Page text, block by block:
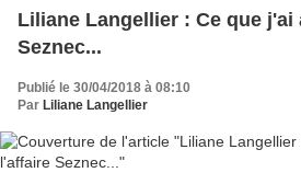
Liliane Langellier : Ce que
Seznec...
Publié le 30/04/2018 à 08:10
Par Liliane Langellier